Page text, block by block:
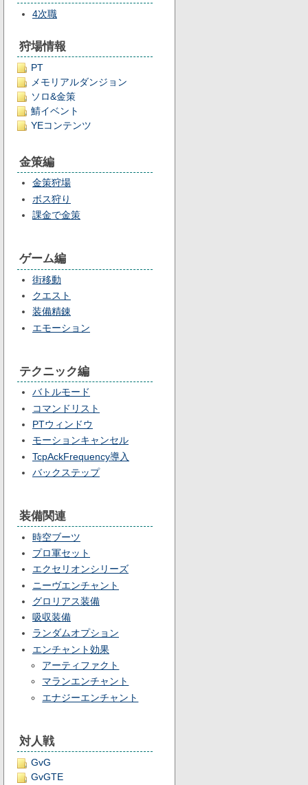
4次職
狩場情報
PT
メモリアルダンジョン
ソロ&金策
鯖イベント
YEコンテンツ
金策編
金策狩場
ボス狩り
課金で金策
ゲーム編
街移動
クエスト
装備精錬
エモーション
テクニック編
バトルモード
コマンドリスト
PTウィンドウ
モーションキャンセル
TcpAckFrequency導入
バックステップ
装備関連
時空ブーツ
プロ軍セット
エクセリオンシリーズ
ニーヴエンチャント
グロリアス装備
吸収装備
ランダムオプション
エンチャント効果
アーティファクト
マランエンチャント
エナジーエンチャント
対人戦
GvG
GvGTE